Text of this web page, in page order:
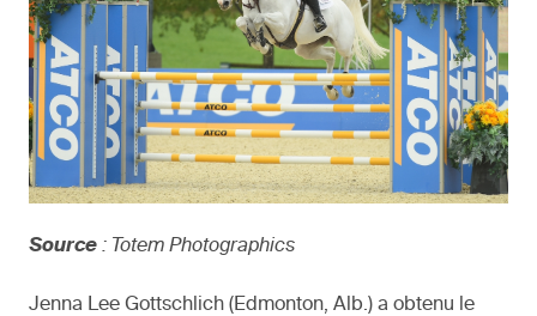
Source : Totem Photographics
Jenna Lee Gottschlich (Edmonton, Alb.) a obtenu le